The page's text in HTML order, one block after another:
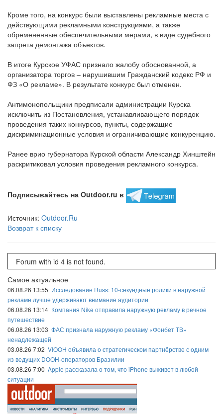
Кроме того, на конкурс были выставлены рекламные места с
действующими рекламными конструкциями, а также
обремененные обеспечительными мерами, в виде судебного
запрета демонтажа объектов.
В итоге Курское УФАС признало жалобу обоснованной, а
организатора торгов – нарушившим Гражданский кодекс РФ и
ФЗ «О рекламе». В результате конкурс был отменен.
Антимонопольщики предписали администрации Курска
исключить из Постановления, устанавливающего порядок
проведения таких конкурсов, пункты, содержащие
дискриминационные условия и ограничивающие конкуренцию.
Ранее врио губернатора Курской области Александр Хинштейн
раскритиковал условия проведения рекламного конкурса.
Подписывайтесь на Outdoor.ru в
Источник: Outdoor.Ru
Возврат к списку
Forum with id 4 is not found.
Самое актуальное
06.08.26 13:55 Исследование Russ: 10-секундные ролики в наружной
рекламе лучше удерживают внимание аудитории
06.08.26 13:14 Компания Nike отправила наружную рекламу в речное
путешествие
06.08.26 13:03 ФАС признала наружную рекламу «Фонбет ТВ»
ненадлежащей
03.08.26 7:02 VIOOH объявила о стратегическом партнёрстве с одним
из ведущих DOOH-операторов Бразилии
03.08.26 7:00 Apple рассказала о том, что iPhone выживет в любой
ситуации